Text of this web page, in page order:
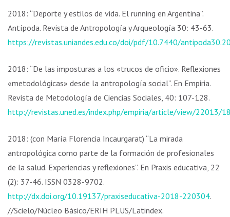
2018: “Deporte y estilos de vida. El running en Argentina”.
Antípoda. Revista de Antropología y Arqueología 30: 43-63.
https://revistas.uniandes.edu.co/doi/pdf/10.7440/
2018: “De las imposturas a los «trucos de oficio». Reflexiones
«metodológicas» desde la antropología social”. En Empiria.
Revista de Metodología de Ciencias Sociales, 40: 107-128.
http://revistas.uned.es/index.php/empiria/article/view/22013/
2018: (con María Florencia Incaurgarat) “La mirada
antropológica como parte de la formación de profesionales
de la salud. Experiencias y reflexiones”. En Praxis educativa, 22
(2): 37-46. ISSN 0328-9702.
http://dx.doi.org/10.19137/praxiseducativa-2018-220304.
//Scielo/Núcleo Básico/ERIH PLUS/Latindex.